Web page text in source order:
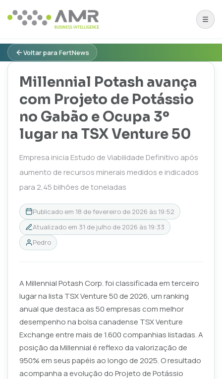
Voltar para FertNews
Millennial Potash avança
com Projeto de Potássio
no Gabão e Ocupa 3º
lugar na TSX Venture 50
Empresa inicia Estudo de Viabilidade Definitivo após
aumento de recursos minerais medidos e indicados
para 2,45 bilhões de toneladas
Publicado em 18 de fevereiro de 2026 às 19:52
Atualizado em 31 de julho de 2026 às 19:33
Pedro
A Millennial Potash Corp. foi classificada em terceiro
lugar na lista TSX Venture 50 de 2026, um ranking
anual que destaca as 50 empresas com melhor
desempenho na bolsa canadense TSX Venture
Exchange entre mais de 1.600 companhias listadas. A
posição da Millennial é reflexo da valorização de
950% em seus papéis ao longo de 2025. O resultado
acompanha a evolução do Projeto de Potássio